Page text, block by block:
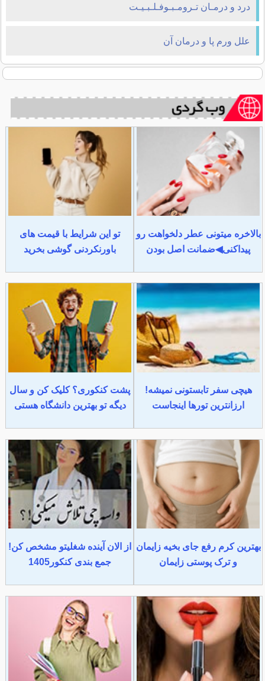
درد و درمـان تـرومـبـوفـلـبـیـت
علل ورم پا و درمان آن
بالاخره میتونی عطر دلخواهت رو
پیداکنی◀ضمانت اصل بودن
تو این شرایط با قیمت های
باورنکردنی گوشی بخرید
هیچی سفر تابستونی نمیشه!
ارزانترین تورها اینجاست
پشت کنکوری؟ کلیک کن و سال
دیگه تو بهترین دانشگاه هستی
بهترین کرم رفع جای بخیه زایمان
و ترک پوستی زایمان
از الان آینده شغلیتو مشخص کن!
جمع بندی کنکور1405